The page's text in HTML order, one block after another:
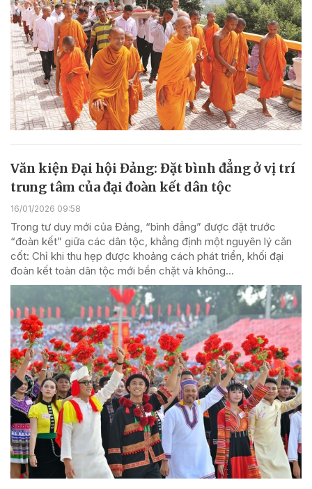
Văn kiện Đại hội Đảng: Đặt bình đẳng ở vị trí
trung tâm của đại đoàn kết dân tộc
16/01/2026 09:58
Trong tư duy mới của Đảng, “bình đẳng” được đặt trước
“đoàn kết” giữa các dân tộc, khẳng định một nguyên lý căn
cốt: Chỉ khi thu hẹp được khoảng cách phát triển, khối đại
đoàn kết toàn dân tộc mới bền chặt và không...